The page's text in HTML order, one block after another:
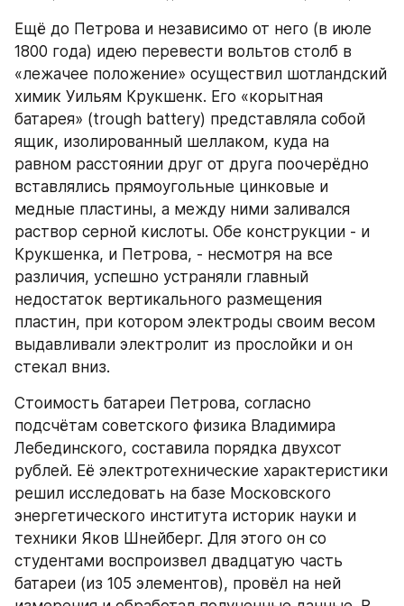
Ещё до Петрова и независимо от него (в июле
1800 года) идею перевести вольтов столб в
«лежачее положение» осуществил шотландский
химик Уильям Крукшенк. Его «корытная
батарея» (trough battery) представляла собой
ящик, изолированный шеллаком, куда на
равном расстоянии друг от друга поочерёдно
вставлялись прямоугольные цинковые и
медные пластины, а между ними заливался
раствор серной кислоты. Обе конструкции - и
Крукшенка, и Петрова, - несмотря на все
различия, успешно устраняли главный
недостаток вертикального размещения
пластин, при котором электроды своим весом
выдавливали электролит из прослойки и он
стекал вниз.
Стоимость батареи Петрова, согласно
подсчётам советского физика Владимира
Лебединского, составила порядка двухсот
рублей. Её электротехнические характеристики
решил исследовать на базе Московского
энергетического института историк науки и
техники Яков Шнейберг. Для этого он со
студентами воспроизвел двадцатую часть
батареи (из 105 элементов), провёл на ней